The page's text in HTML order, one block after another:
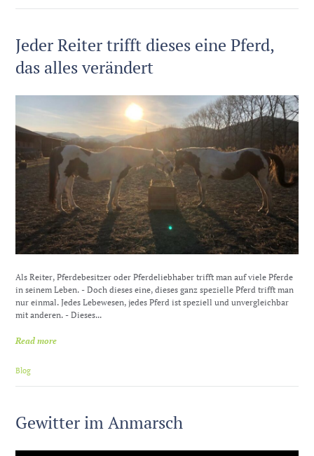
Jeder Reiter trifft dieses eine Pferd,
das alles verändert
Als Reiter, Pferdebesitzer oder Pferdeliebhaber trifft man auf viele Pferde
in seinem Leben. - Doch dieses eine, dieses ganz spezielle Pferd trifft man
nur einmal. Jedes Lebewesen, jedes Pferd ist speziell und unvergleichbar
mit anderen. - Dieses...
Read more
Blog
Gewitter im Anmarsch